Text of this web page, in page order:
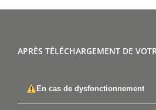
APRÈS TÉLÉCHARGEMENT DE
En cas de dysfonctionnement